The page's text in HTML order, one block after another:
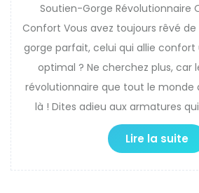
Soutien-Gorge Révolutionnaire
Confort Vous avez toujours rêvé
gorge parfait, celui qui allie
optimal ? Ne cherchez plus, car
révolutionnaire que tout le
là ! Dites adieu aux armatures
Lire la suite